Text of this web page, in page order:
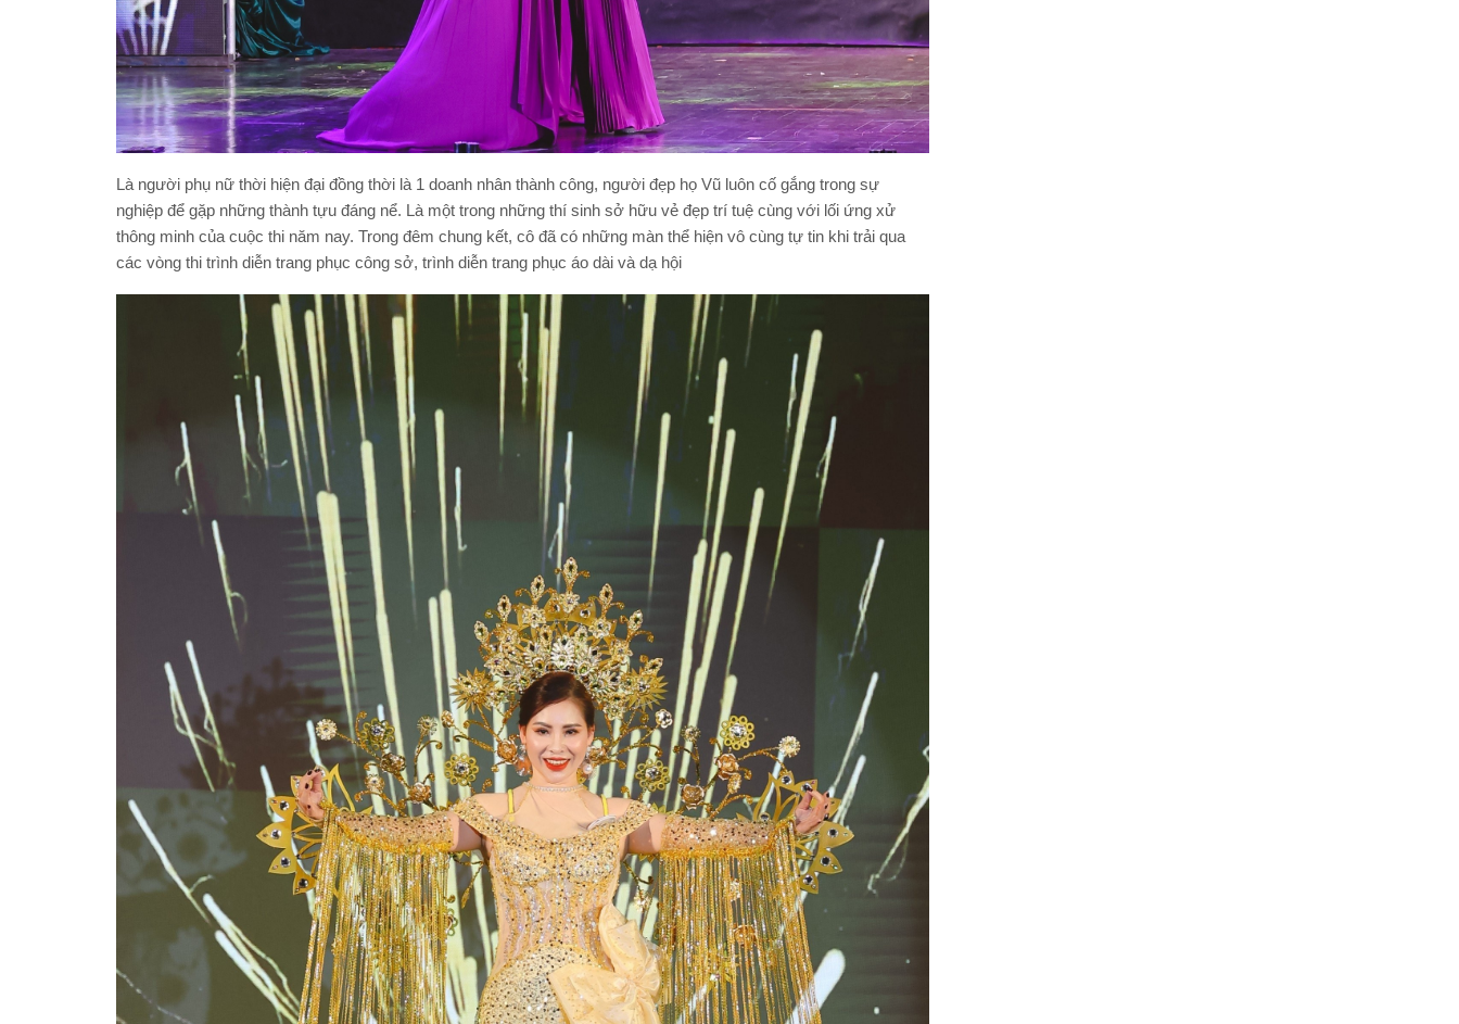
Là người phụ nữ thời hiện đại đồng thời là 1 doanh nhân thành công, người đẹp họ Vũ luôn cố gắng trong sự
nghiệp để gặp những thành tựu đáng nể. Là một trong những thí sinh sở hữu vẻ đẹp trí tuệ cùng với lối ứng xử
thông minh của cuộc thi năm nay. Trong đêm chung kết, cô đã có những màn thể hiện vô cùng tự tin khi trải qua
các vòng thi trình diễn trang phục công sở, trình diễn trang phục áo dài và dạ hội